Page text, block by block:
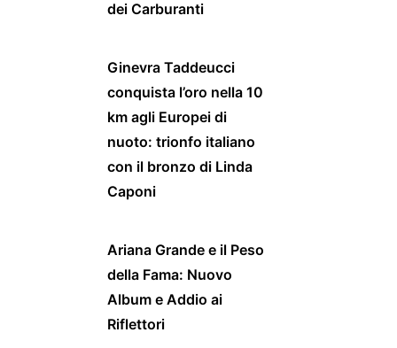
dei Carburanti
Ginevra Taddeucci
conquista l’oro nella 10
km agli Europei di
nuoto: trionfo italiano
con il bronzo di Linda
Caponi
Ariana Grande e il Peso
della Fama: Nuovo
Album e Addio ai
Riflettori